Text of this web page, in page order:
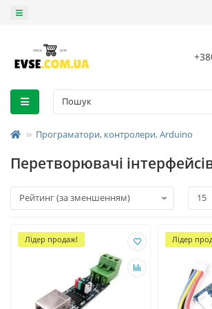
Програматори, контролери, Arduino
Перетворювачі
Лідер продаж! Лідер